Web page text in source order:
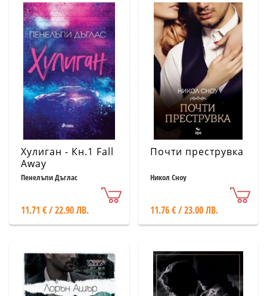
Хулиган - Кн.1 Fall
Away
Пенелъпи Дъглас
11.71 € / 22.90 ЛВ.
Почти преструвка
Никол Сноу
11.76 € / 23.00 ЛВ.